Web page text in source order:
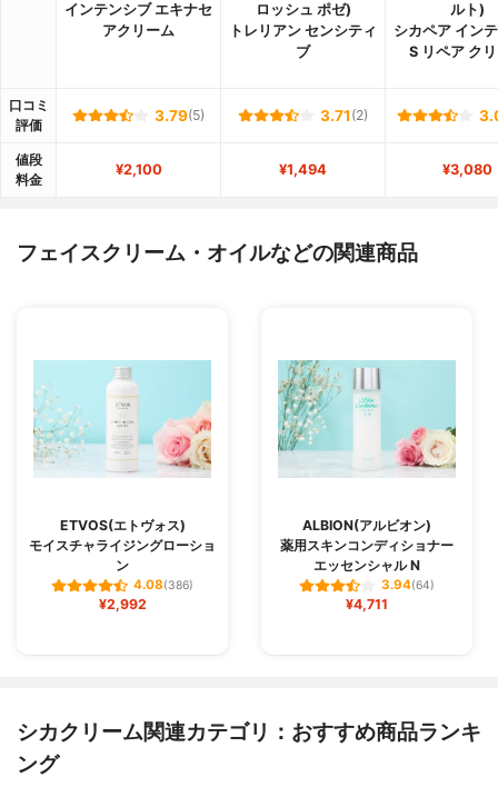
インテンシブ エキナセ
アクリーム
ロッシュ ポゼ)
トレリアン センシティ
ブ
ルト)
シカペア イン
S リペア ク
口コミ
評価
3.79(5) 3.71 (2)
値段
料金
¥2,100 ¥1,494 ¥3,080
フェイスクリーム・オイルなどの関連商品
ETVOS(エトヴォス)
モイスチャライジングローショ
ン
4.08(386)
¥2,992
ALBION(アルビオン)
薬用スキンコンディショナー
エッセンシャル N
3.94(64)
¥4,711
シカクリーム関連カテゴリ：おすすめ商品ランキ
ング